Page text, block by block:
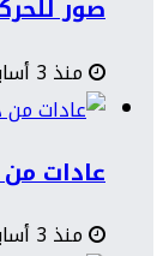
صور للحركة
منذ 3 أسابيع
عادات من
منذ 3 أسابيع